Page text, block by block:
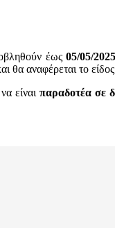
έως 05/05/
το είδος ή/
είναιπαραδοτέα σε